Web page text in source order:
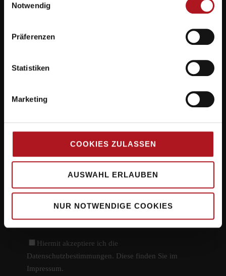
Notwendig
Präferenzen
Statistiken
Marketing
COOKIES ZULASSEN
AUSWAHL ERLAUBEN
NUR NOTWENDIGE COOKIES
Abonnieren Sie unseren Newsletter und
verpassen Sie keine Neuigkeit mehr!
E-Mail-Adresse *
Checkbox*
Hiermit akzeptiere ich die
Datenschutzbestimmungen. Diese finden Sie im
Impressum.